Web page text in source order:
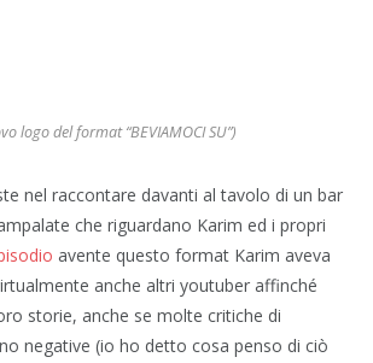
logo del format “BEVIAMOCI SU”)
nel raccontare davanti al tavolo di un bar
che riguardano Karim ed i propri
avente questo format Karim aveva
anche altri youtuber affinché
storie, anche se molte critiche di
negative (io ho detto cosa penso di ciò